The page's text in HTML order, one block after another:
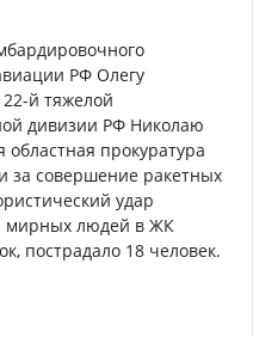
РФ Олегу
й тяжелой
дивизии РФ Николаю
областная прокуратура
за совершение ракетных
удар
мирных людей в ЖК
пострадало 18 человек.